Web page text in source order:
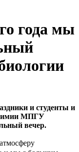
года мы
и студенты и
химии МПГУ
вечер.